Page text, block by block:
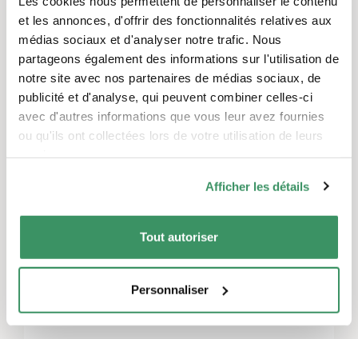
et les annonces, d'offrir des fonctionnalités relatives aux
médias sociaux et d'analyser notre trafic. Nous
partageons également des informations sur l'utilisation de
notre site avec nos partenaires de médias sociaux, de
publicité et d'analyse, qui peuvent combiner celles-ci
avec d'autres informations que vous leur avez fournies
ou qu'ils ont collectées lors de votre utilisation de leurs
Afficher les détails
Tout autoriser
Personnaliser
Autres événements
Laisser un commentaire
Vous devez vous connecterpour publier un
commentaire.